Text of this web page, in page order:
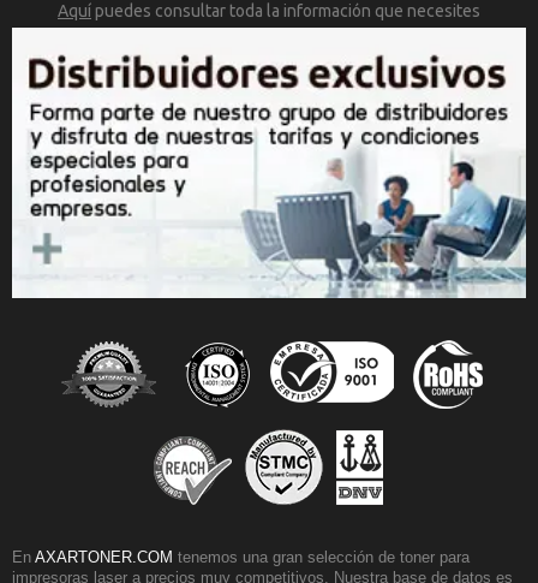
Aquípuedes consultar toda la información que necesites
En AXARTONER.COM tenemos una gran selección de toner para
impresoras laser a precios muy competitivos. Nuestra base de datos es